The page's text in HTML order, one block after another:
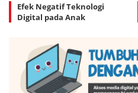
Efek Negatif Teknologi
Digital pada Anak